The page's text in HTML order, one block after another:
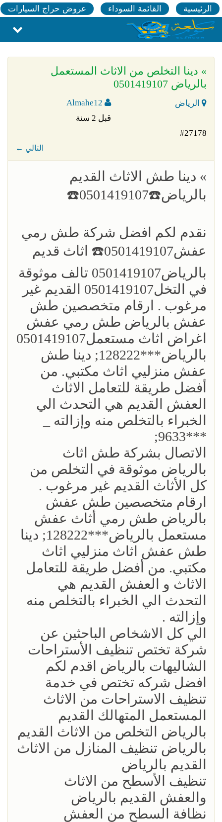
الرئيسية القائمة السوداء عروض حراج السيارات
» دينا التخلص من الاثاث المستعمل
بالرياض 0501419107
الرياض
قبل 2 سنة
#27178
← التالي
» دينا طش الاثاث القديم
بالرياض☎️0501419107☎️
نقدم لكم افضل ‏شركة طش رمي
عفش0501419107☎️ اثاث قديم
بالرياض0501419107 تالف موثوقة
في التخل0501419107 القديم غير
مرغوب . ارقام متخصصين طش
عفش بالرياض طش رمي عفش
اغراض اثاث مستعمل0501419107
بالرياض***128222; دينا طش
عفش منزليي اثاث مكتبي. من
أفضل طريقة للتعامل الاثاث
العفش القديم هي التحدث الي
الخبراء بالتخلص منه وإزالته _
***9633;
‏الاتصال بشركة طش اثاث
بالرياض موثوقة في التخلص من
كل الأثاث القديم غير مرغوب .
ارقام متخصصين طش عفش
بالرياض طش رمي أثاث عفش
مستعمل بالرياض***128222; دينا
طش عفش اثاث منزليي اثاث
مكتبي. من أفضل طريقة للتعامل
الاثاث و العفش القديم هي
التحدث الي الخبراء بالتخلص منه
وإزالته .
الي كل الاشخاص الباحثين عن
شركة تختص تنظيف الأستراحات
الشاليهات بالرياض اقدم لكم
افضل شركه تختص في خدمة
تنظيف الاستراحات من الاثاث
المستعمل المتهالك القديم
بالرياض التخلص من الاثاث القديم
بالرياض تنظيف المنازل من الاثاث
القديم بالرياض
تنظيف الأسطح من الاثاث
والعفش القديم بالرياض
نظافة السطح من العفش